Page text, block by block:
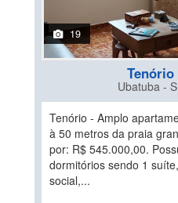
19
Tenório
Ubatuba -
Tenório - Amplo
à 50 metros da praia
por: R$ 545.000,00.
dormitórios sendo 1
social,...